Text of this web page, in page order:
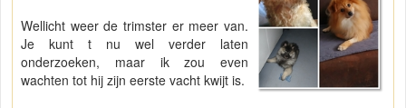
Wellicht weer de trimster er meer van.
Je kunt t nu wel verder laten
onderzoeken, maar ik zou even
wachten tot hij zijn eerste vacht kwijt is.